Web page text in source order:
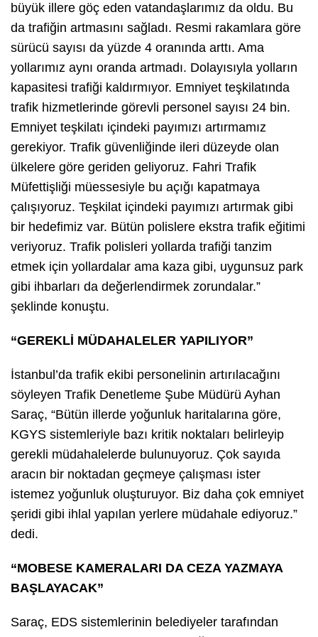
büyük illere göç eden vatandaşlarımız da oldu. Bu
da trafiğin artmasını sağladı. Resmi rakamlara göre
sürücü sayısı da yüzde 4 oranında arttı. Ama
yollarımız aynı oranda artmadı. Dolayısıyla yolların
kapasitesi trafiği kaldırmıyor. Emniyet teşkilatında
trafik hizmetlerinde görevli personel sayısı 24 bin.
Emniyet teşkilatı içindeki payımızı artırmamız
gerekiyor. Trafik güvenliğinde ileri düzeyde olan
ülkelere göre geriden geliyoruz. Fahri Trafik
Müfettişliği müessesiyle bu açığı kapatmaya
çalışıyoruz. Teşkilat içindeki payımızı artırmak gibi
bir hedefimiz var. Bütün polislere ekstra trafik eğitimi
veriyoruz. Trafik polisleri yollarda trafiği tanzim
etmek için yollardalar ama kaza gibi, uygunsuz park
gibi ihbarları da değerlendirmek zorundalar.”
şeklinde konuştu.
“GEREKLİ MÜDAHALELER YAPILIYOR”
İstanbul’da trafik ekibi personelinin artırılacağını
söyleyen Trafik Denetleme Şube Müdürü Ayhan
Saraç, “Bütün illerde yoğunluk haritalarına göre,
KGYS sistemleriyle bazı kritik noktaları belirleyip
gerekli müdahalelerde bulunuyoruz. Çok sayıda
aracın bir noktadan geçmeye çalışması ister
istemez yoğunluk oluşturuyor. Biz daha çok emniyet
şeridi gibi ihlal yapılan yerlere müdahale ediyoruz.”
dedi.
“MOBESE KAMERALARI DA CEZA YAZMAYA
BAŞLAYACAK”
Saraç, EDS sistemlerinin belediyeler tarafından